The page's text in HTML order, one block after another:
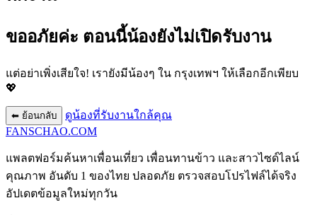
ขออภัยค่ะ ตอนนี้น้องยังไม่เปิดรับงาน
แต่อย่าเพิ่งเสียใจ! เรายังมีน้องๆ ใน กรุงเทพฯ ให้เลือกอีกเพียบ
💖
⬅ ย้อนกลับ
ดูน้องที่รับงานใกล้คุณ
FANSCHAO.COM
แพลตฟอร์มค้นหาเพื่อนเที่ยว เพื่อนทานข้าว และสาวไซด์ไลน์
คุณภาพ อันดับ 1 ของไทย ปลอดภัย ตรวจสอบโปรไฟล์ได้จริง
อัปเดตข้อมูลใหม่ทุกวัน